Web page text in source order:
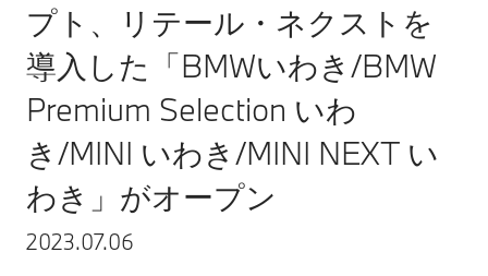
プト、リテール・ネクストを
導入した「BMWいわき/BMW
Premium Selection いわ
き/MINI いわき/MINI NEXT い
わき」がオープン
2023.07.06